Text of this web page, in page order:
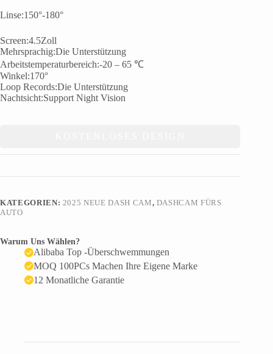
Linse:150°-180°
Screen:4.5Zoll
Mehrsprachig:Die Unterstützung
Arbeitstemperaturbereich:-20 – 65 ℃
Winkel:170°
Loop Records:Die Unterstützung
Nachtsicht:Support Night Vision
KATEGORIEN: 2025 NEUE DASH CAM, DASHCAM FÜRS
AUTO
Warum Uns Wählen?
Alibaba Top -Überschwemmungen
MOQ 100PCs Machen Ihre Eigene Marke
12 Monatliche Garantie